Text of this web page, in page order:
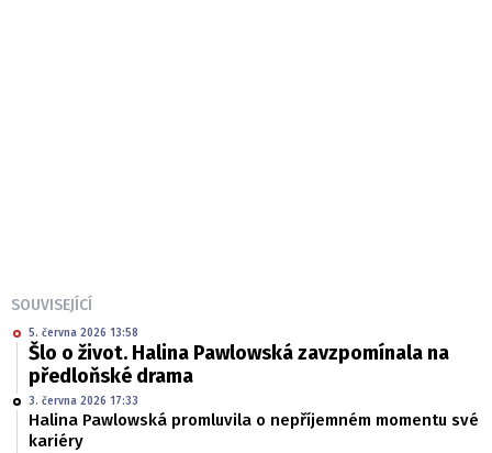
SOUVISEJÍCÍ
5. června 2026 13:58
Šlo o život. Halina Pawlowská zavzpomínala na
předloňské drama
3. června 2026 17:33
Halina Pawlowská promluvila o nepříjemném momentu své
kariéry